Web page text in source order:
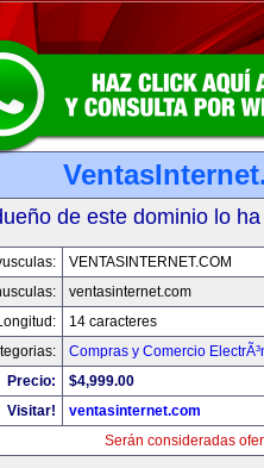
de este dominio lo
VENTASINTERNET.COM
ventasinternet.com
14 caracteres
Compras y Comercio
Precio:
$4,999.00
Visitar!
ventasinternet.com
Serán consideradas